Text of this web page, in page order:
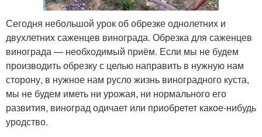
Сегодня небольшой урок об обрезке однолетних и
двухлетних саженцев винограда. Обрезка для саженцев
винограда — необходимый приём. Если мы не будем
производить обрезку с целью направить в нужную нам
сторону, в нужное нам русло жизнь виноградного куста,
мы не будем иметь ни урожая, ни нормального его
развития, виноград одичает или приобретет какое-нибудь
уродство.